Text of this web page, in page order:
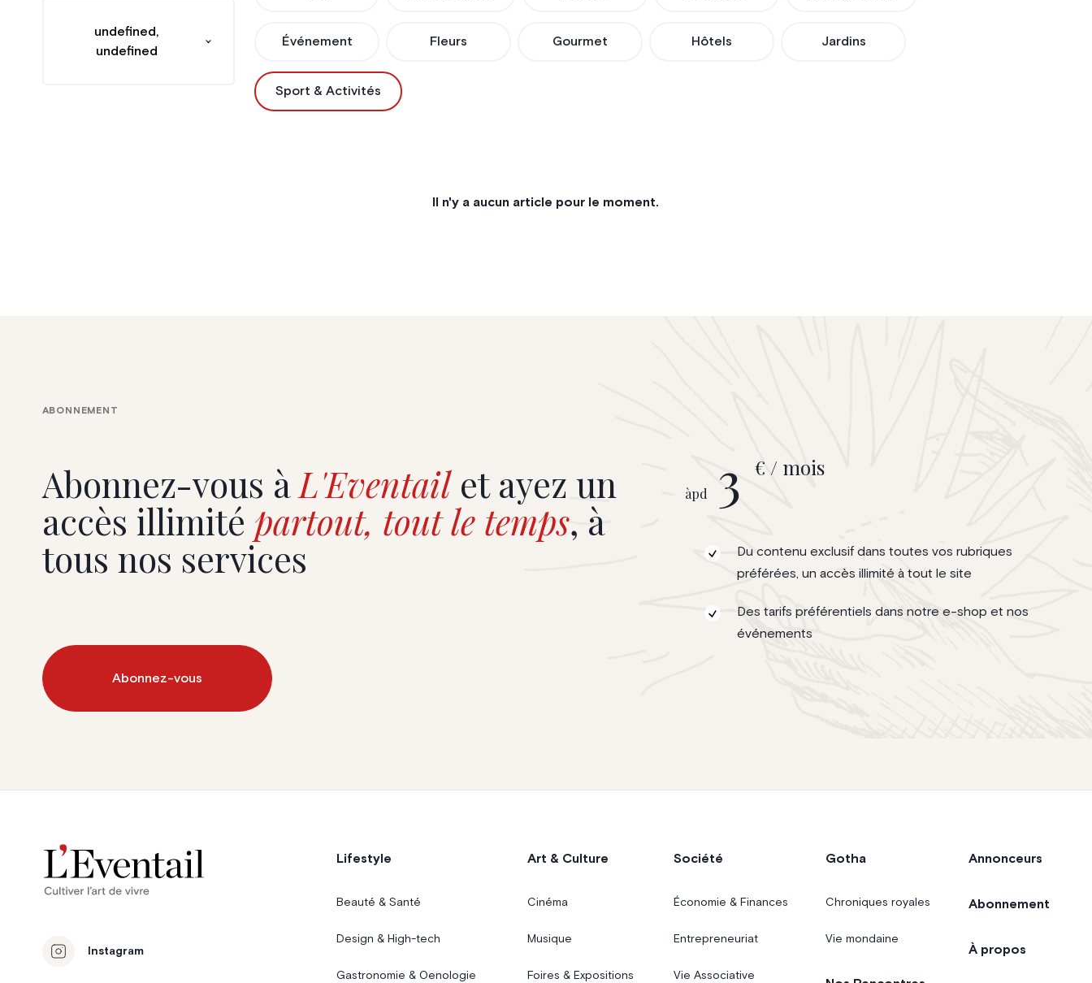
undefined,
undefined
Événement Fleurs Gourmet Hôtels Jardins
Sport & Activités
Il n'y a aucun article pour le moment.
Abonnez-vous àL'Eventailet ayez un
accès illimité partout, tout le temps, à
tous nos services
ABONNEMENT
Abonnez-vous
àpd 3 € / mois
Du contenu exclusif dans toutes vos rubriques
préférées, un accès illimité à tout le site
Des tarifs préférentiels dans notre e-shop et nos
événements
Instagram
Lifestyle
Beauté & Santé
Design & High-tech
Gastronomie & Oenologie
Art & Culture
Cinéma
Musique
Foires & Expositions
Société
Économie & Finances
Entrepreneuriat
Vie Associative
Gotha
Chroniques royales
Vie mondaine
Annonceurs
Abonnement
À propos